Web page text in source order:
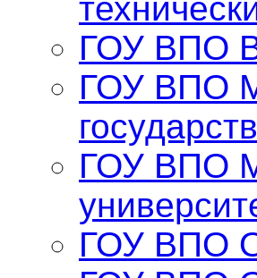
ГОУ ВПО
ГОУ ВПО
ГОУ ВПО
ГОУ ВПО